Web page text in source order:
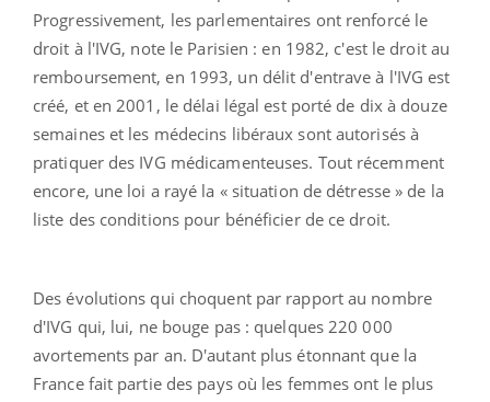
Progressivement, les parlementaires ont renforcé le
droit à l'IVG, note le Parisien : en 1982, c'est le droit au
remboursement, en 1993, un délit d'entrave à l'IVG est
créé, et en 2001, le délai légal est porté de dix à douze
semaines et les médecins libéraux sont autorisés à
pratiquer des IVG médicamenteuses. Tout récemment
encore, une loi a rayé la « situation de détresse » de la
liste des conditions pour bénéficier de ce droit.
Des évolutions qui choquent par rapport au nombre
d'IVG qui, lui, ne bouge pas : quelques 220 000
avortements par an. D'autant plus étonnant que la
France fait partie des pays où les femmes ont le plus